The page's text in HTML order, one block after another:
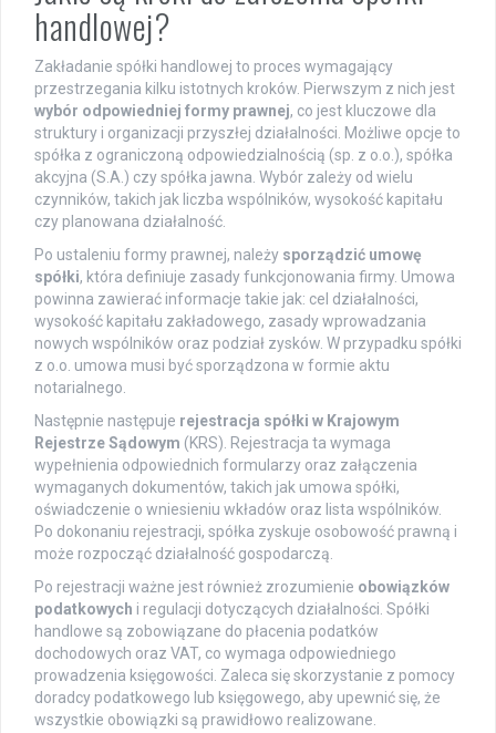
handlowej?
Zakładanie spółki handlowej to proces wymagający
przestrzegania kilku istotnych kroków. Pierwszym z nich jest
wybór odpowiedniej formy prawnej, co jest kluczowe dla
struktury i organizacji przyszłej działalności. Możliwe opcje to
spółka z ograniczoną odpowiedzialnością (sp. z o.o.), spółka
akcyjna (S.A.) czy spółka jawna. Wybór zależy od wielu
czynników, takich jak liczba wspólników, wysokość kapitału
czy planowana działalność.
Po ustaleniu formy prawnej, należy sporządzić umowę
spółki, która definiuje zasady funkcjonowania firmy. Umowa
powinna zawierać informacje takie jak: cel działalności,
wysokość kapitału zakładowego, zasady wprowadzania
nowych wspólników oraz podział zysków. W przypadku spółki
z o.o. umowa musi być sporządzona w formie aktu
notarialnego.
Następnie następuje rejestracja spółki w Krajowym
Rejestrze Sądowym (KRS). Rejestracja ta wymaga
wypełnienia odpowiednich formularzy oraz załączenia
wymaganych dokumentów, takich jak umowa spółki,
oświadczenie o wniesieniu wkładów oraz lista wspólników.
Po dokonaniu rejestracji, spółka zyskuje osobowość prawną i
może rozpocząć działalność gospodarczą.
Po rejestracji ważne jest również zrozumienie obowiązków
podatkowych i regulacji dotyczących działalności. Spółki
handlowe są zobowiązane do płacenia podatków
dochodowych oraz VAT, co wymaga odpowiedniego
prowadzenia księgowości. Zaleca się skorzystanie z pomocy
doradcy podatkowego lub księgowego, aby upewnić się, że
wszystkie obowiązki są prawidłowo realizowane.